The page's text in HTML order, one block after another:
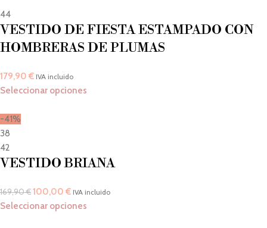
44
VESTIDO DE FIESTA ESTAMPADO CON
HOMBRERAS DE PLUMAS
179,90 € IVA incluido
Seleccionar opciones
-41%
38
42
VESTIDO BRIANA
169,90€100,00 € IVA incluido
Seleccionar opciones